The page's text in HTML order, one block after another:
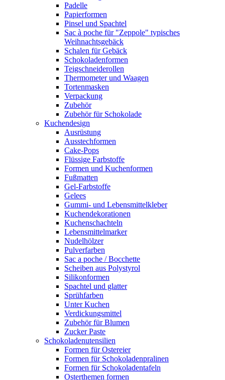
Padelle
Papierformen
Pinsel und Spachtel
Sac à poche für "Zeppole" typisches
Weihnachtsgebäck
Schalen für Gebäck
Schokoladenformen
Teigschneiderollen
Thermometer und Waagen
Tortenmasken
Verpackung
Zubehör
Zubehör für Schokolade
Kuchendesign
Ausrüstung
Ausstechformen
Cake-Pops
Flüssige Farbstoffe
Formen und Kuchenformen
Fußmatten
Gel-Farbstoffe
Gelees
Gummi- und Lebensmittelkleber
Kuchendekorationen
Kuchenschachteln
Lebensmittelmarker
Nudelhölzer
Pulverfarben
Sac a poche / Bocchette
Scheiben aus Polystyrol
Silikonformen
Spachtel und glatter
Sprühfarben
Unter Kuchen
Verdickungsmittel
Zubehör für Blumen
Zucker Paste
Schokoladenutensilien
Formen für Ostereier
Formen für Schokoladenpralinen
Formen für Schokoladentafeln
Osterthemen formen